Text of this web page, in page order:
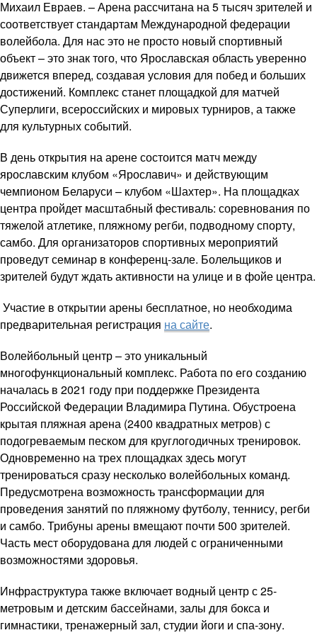
Михаил Евраев. – Арена рассчитана на 5 тысяч зрителей и
соответствует стандартам Международной федерации
волейбола. Для нас это не просто новый спортивный
объект – это знак того, что Ярославская область уверенно
движется вперед, создавая условия для побед и больших
достижений. Комплекс станет площадкой для матчей
Суперлиги, всероссийских и мировых турниров, а также
для культурных событий.
В день открытия на арене состоится матч между
ярославским клубом «Ярославич» и действующим
чемпионом Беларуси – клубом «Шахтер». На площадках
центра пройдет масштабный фестиваль: соревнования по
тяжелой атлетике, пляжному регби, подводному спорту,
самбо. Для организаторов спортивных мероприятий
проведут семинар в конференц‑зале. Болельщиков и
зрителей будут ждать активности на улице и в фойе центра.
Участие в открытии арены бесплатное, но необходима
предварительная регистрация на сайте.
Волейбольный центр – это уникальный
многофункциональный комплекс. Работа по его созданию
началась в 2021 году при поддержке Президента
Российской Федерации Владимира Путина. Обустроена
крытая пляжная арена (2400 квадратных метров) с
подогреваемым песком для круглогодичных тренировок.
Одновременно на трех площадках здесь могут
тренироваться сразу несколько волейбольных команд.
Предусмотрена возможность трансформации для
проведения занятий по пляжному футболу, теннису, регби
и самбо. Трибуны арены вмещают почти 500 зрителей.
Часть мест оборудована для людей с ограниченными
возможностями здоровья.
Инфраструктура также включает водный центр с 25-
метровым и детским бассейнами, залы для бокса и
гимнастики, тренажерный зал, студии йоги и спа-зону.